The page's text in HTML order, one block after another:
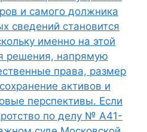
и самого должника
сведений становится
именно на этой
решения, напрямую
права, размер
активов и
перспективы. Если
по делу № А41-